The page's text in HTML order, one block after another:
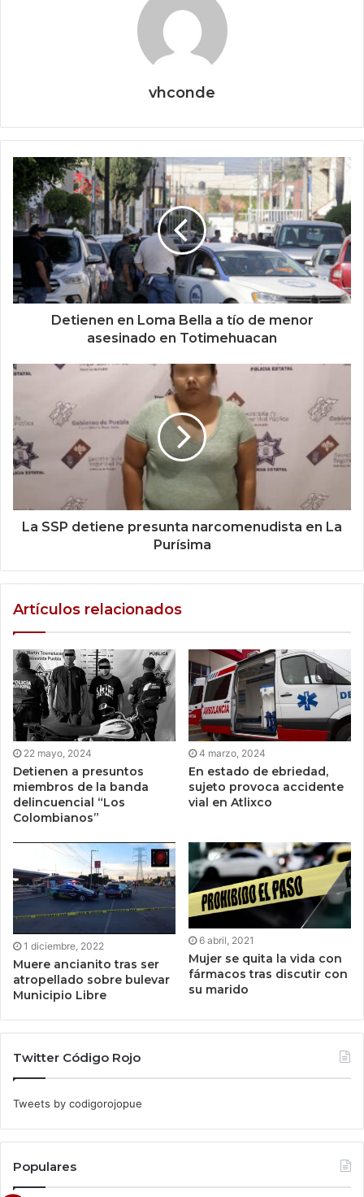
vhconde
Detienen en Loma Bella a tío de menor
asesinado en Totimehuacan
La SSP detiene presunta narcomenudista en La
Purísima
Artículos relacionados
22 mayo, 2024
Detienen a presuntos
miembros de la banda
delincuencial “Los
Colombianos”
4 marzo, 2024
En estado de ebriedad,
sujeto provoca accidente
vial en Atlixco
1 diciembre, 2022
Muere ancianito tras ser
atropellado sobre bulevar
Municipio Libre
6 abril, 2021
Mujer se quita la vida con
fármacos tras discutir con
su marido
Twitter Código Rojo
Tweets by codigorojopue
Populares